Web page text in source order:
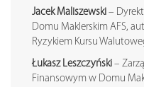
Jacek Maliszewski –
Domu Maklerskim AFS,
Ryzykiem Kursu
Łukasz Leszczyński –
Finansowym w Domu